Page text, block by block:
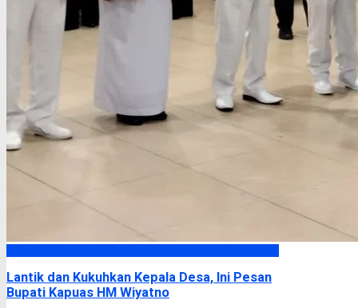
Lantik dan Kukuhkan Kepala Desa, Ini Pesan
Bupati Kapuas HM Wiyatno